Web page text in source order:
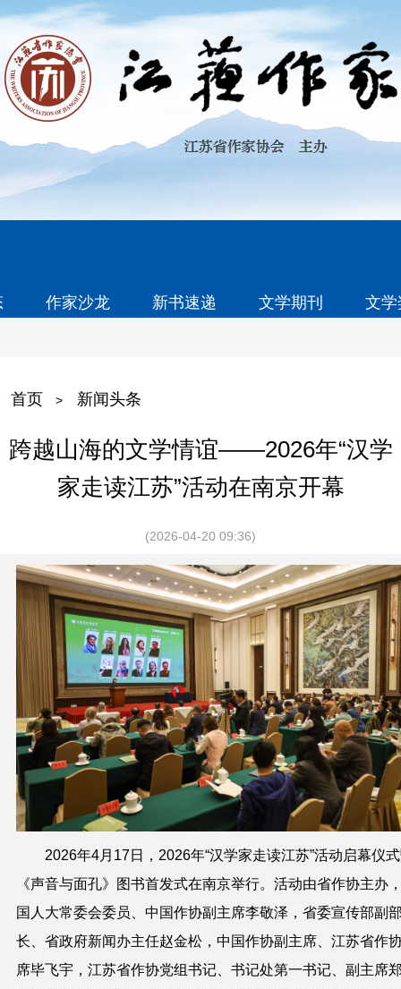
作家沙龙 新书速递 文学期刊 文
首页 > 新闻头条
跨越山海的文学情谊——2026年“汉学
家走读江苏”活动在南京开幕
(2026-04-20 09:36)
2026年4月17日，2026年“汉学家走读江苏”活动启幕仪
《声音与面孔》图书首发式在南京举行。活动由省作协主办
国人大常委会委员、中国作协副主席李敬泽，省委宣传部副
长、省政府新闻办主任赵金松，中国作协副主席、江苏省作
席毕飞宇，江苏省作协党组书记、书记处第一书记、副主席